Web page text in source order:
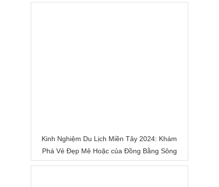
Kinh Nghiệm Du Lịch Miền Tây 2024: Khám
Phá Vẻ Đẹp Mê Hoặc của Đồng Bằng Sông
Nước